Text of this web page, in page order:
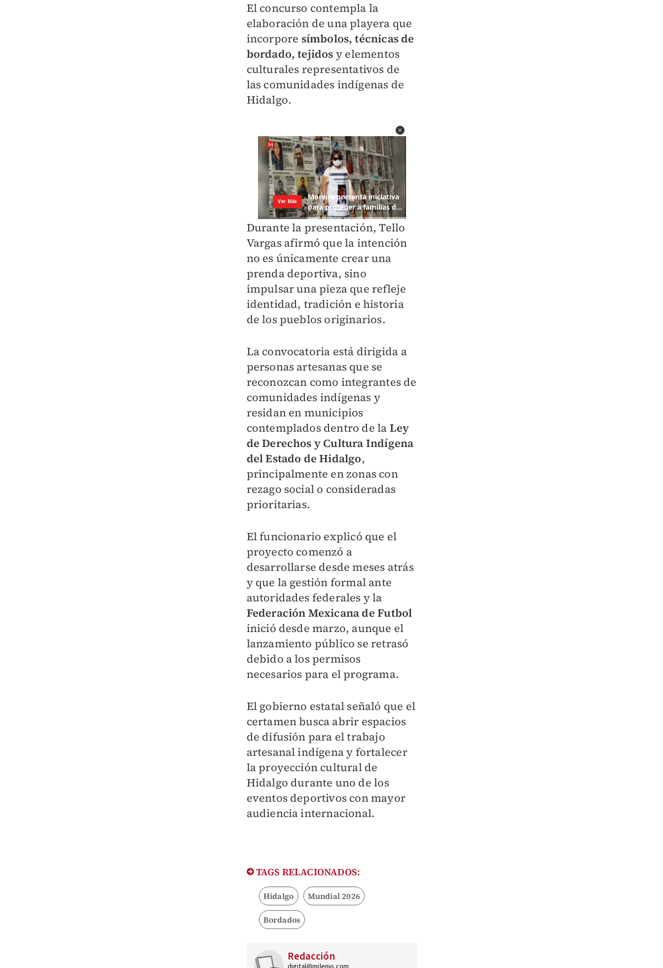
El concurso contempla la
elaboración de una playera que
incorpore símbolos, técnicas de
bordado, tejidos y elementos
culturales representativos de
las comunidades indígenas de
Hidalgo.
Durante la presentación, Tello
Vargas afirmó que la intención
no es únicamente crear una
prenda deportiva, sino
impulsar una pieza que refleje
identidad, tradición e historia
de los pueblos originarios.
La convocatoria está dirigida a
personas artesanas que se
reconozcan como integrantes de
comunidades indígenas y
residan en municipios
contemplados dentro de la Ley
de Derechos y Cultura Indígena
del Estado de Hidalgo,
principalmente en zonas con
rezago social o consideradas
prioritarias.
El funcionario explicó que el
proyecto comenzó a
desarrollarse desde meses atrás
y que la gestión formal ante
autoridades federales y la
Federación Mexicana de Futbol
inició desde marzo, aunque el
lanzamiento público se retrasó
debido a los permisos
necesarios para el programa.
El gobierno estatal señaló que el
certamen busca abrir espacios
de difusión para el trabajo
artesanal indígena y fortalecer
la proyección cultural de
Hidalgo durante uno de los
eventos deportivos con mayor
audiencia internacional.
TAGS RELACIONADOS:
Hidalgo Mundial 2026
Bordados
Redacción